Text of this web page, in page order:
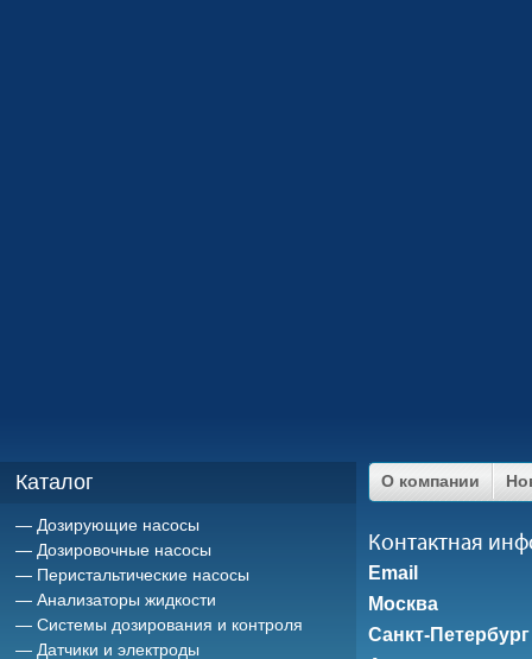
Каталог
Дозирующие насосы
Дозировочные насосы
Перистальтические насосы
Анализаторы жидкости
Системы дозирования и контроля
Датчики и электроды
О компании
Контактная
Email
Москва
Санкт-Петербург